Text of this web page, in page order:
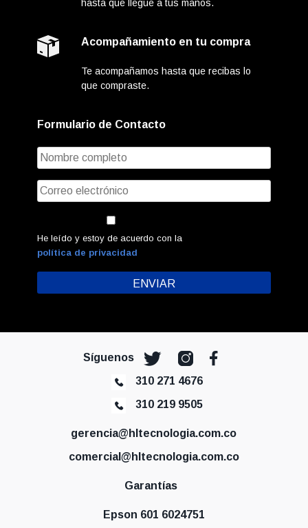
hasta que llegue a tus manos.
Acompañamiento en tu compra
Te acompañamos hasta que recibas lo
que compraste.
Formulario de Contacto
He leído y estoy de acuerdo con la
política de privacidad
Síguenos
310 271 4676
310 219 9505
gerencia@hltecnologia.com.co
comercial@hltecnologia.com.co
Garantías
Epson 601 6024751